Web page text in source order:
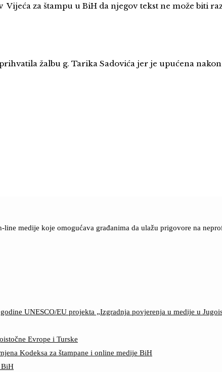
za štampu u BiH da njegov tekst ne može biti
žalbu g. Tarika Sadovića jer je upućena
medije koje omogućava građanima da ulažu prigovore na
UNESCO/EU projekta „Izgradnja povjerenja u medije u
Evrope i Turske
Kodeksa za štampane i online medije BiH
BiH